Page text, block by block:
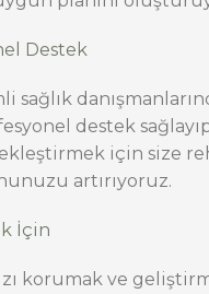
Destek
sağlık
destek
için size
artırıyoruz.
İçin
korumak ve